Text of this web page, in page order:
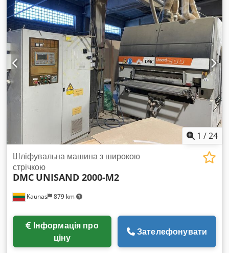
1 /24
Kaunas 879 km
Шліфувальна машина з широкою
стрічкою
DMC UNISAND 2000-M2
ціну
Зателефонувати